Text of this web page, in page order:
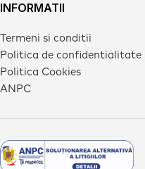
INFORMATII
Termeni si conditii
Politica de confidentialitate
Politica Cookies
ANPC